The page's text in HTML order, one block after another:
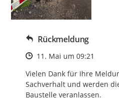
Rückmeldung
Zeitpunkt des Erstellens
11. Mai um 09:21
Vielen Dank für Ihre
Sachverhalt und werden
Baustelle veranlassen.